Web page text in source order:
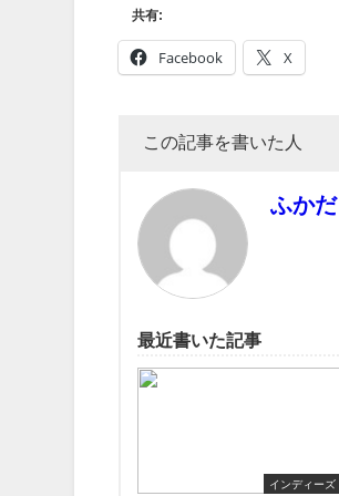
共有:
Facebook X
この記事を書いた人
ふかだ
最近書いた記事
インディーズ